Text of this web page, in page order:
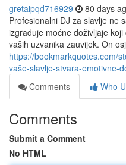
gretaipqd716929 80 days
Profesionalni DJ za slavlje ne
izgrađuje moćne doživljaje
vaših uzvanika zauvijek. On
https://bookmarkquotes.com/
vaše-slavlje-stvara-emotivne-
Comments
Who
Comments
Submit a Comment
No HTML